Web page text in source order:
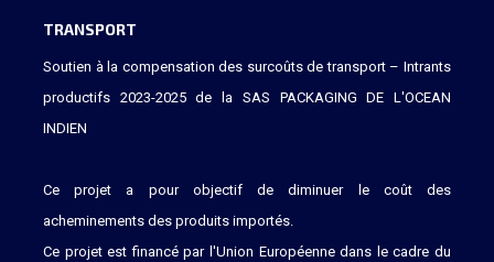
TRANSPORT
Soutien à la compensation des surcoûts de transport – Intrants
productifs 2023-2025 de la SAS PACKAGING DE L'OCEAN
INDIEN
Ce projet a pour objectif de diminuer le coût des
acheminements des produits importés.
Ce projet est financé par l'Union Européenne dans le cadre du